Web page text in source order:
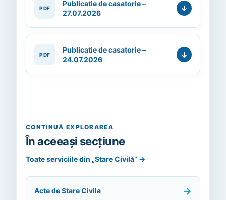
Publicatie de casatorie –
27.07.2026
Publicatie de casatorie –
24.07.2026
CONTINUĂ EXPLORAREA
În aceeași secțiune
Toate serviciile din „Stare Civilă” →
Acte de Stare Civila →